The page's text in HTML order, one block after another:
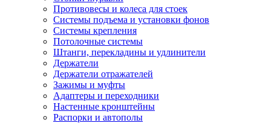
Противовесы и колеса для стоек
Системы подъема и установки фонов
Системы крепления
Потолочные системы
Штанги, перекладины и удлинители
Держатели
Держатели отражателей
Зажимы и муфты
Адаптеры и переходники
Настенные кронштейны
Распорки и автополы